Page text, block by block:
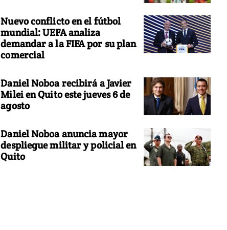
Nuevo conflicto en el fútbol
mundial: UEFA analiza
demandar a la FIFA por su plan
comercial
Daniel Noboa recibirá a Javier
Milei en Quito este jueves 6 de
agosto
Daniel Noboa anuncia mayor
despliegue militar y policial en
Quito